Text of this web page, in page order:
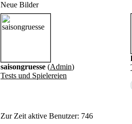
Neue Bilder
saisongruesse (Admin)
Tests und Spielereien
Zur Zeit aktive Benutzer: 746